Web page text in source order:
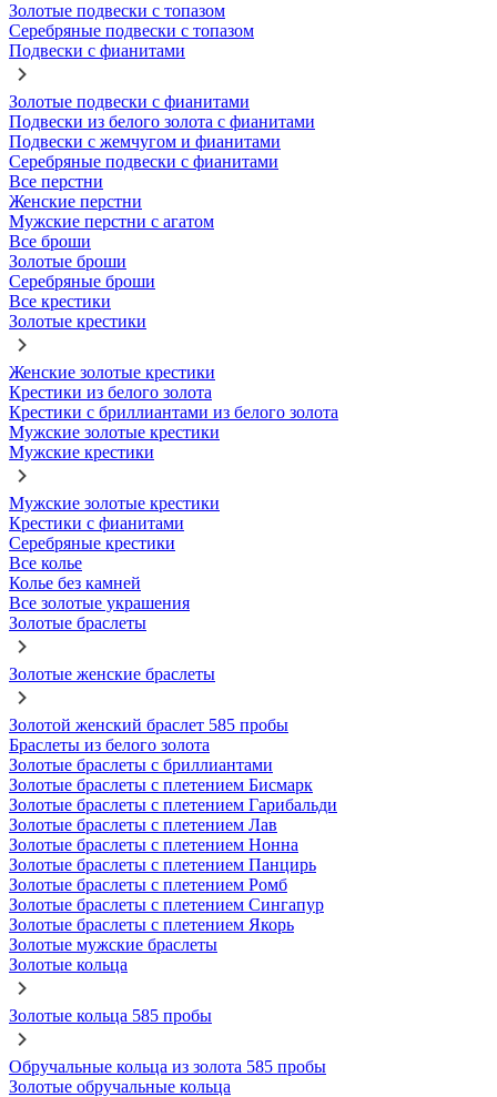
Золотые подвески с топазом
Серебряные подвески с топазом
Подвески с фианитами
Золотые подвески с фианитами
Подвески из белого золота с фианитами
Подвески с жемчугом и фианитами
Серебряные подвески с фианитами
Все перстни
Женские перстни
Мужские перстни с агатом
Все броши
Золотые броши
Серебряные броши
Все крестики
Золотые крестики
Женские золотые крестики
Крестики из белого золота
Крестики с бриллиантами из белого золота
Мужские золотые крестики
Мужские крестики
Мужские золотые крестики
Крестики с фианитами
Серебряные крестики
Все колье
Колье без камней
Все золотые украшения
Золотые браслеты
Золотые женские браслеты
Золотой женский браслет 585 пробы
Браслеты из белого золота
Золотые браслеты с бриллиантами
Золотые браслеты с плетением Бисмарк
Золотые браслеты с плетением Гарибальди
Золотые браслеты с плетением Лав
Золотые браслеты с плетением Нонна
Золотые браслеты с плетением Панцирь
Золотые браслеты с плетением Ромб
Золотые браслеты с плетением Сингапур
Золотые браслеты с плетением Якорь
Золотые мужские браслеты
Золотые кольца
Золотые кольца 585 пробы
Обручальные кольца из золота 585 пробы
Золотые обручальные кольца